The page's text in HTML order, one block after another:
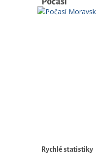
Rychlé statistiky